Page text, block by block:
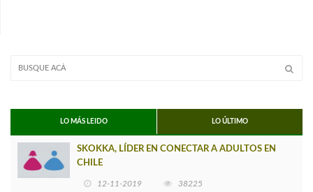
LO MÁS LEIDO LO ÚLTIMO
SKOKKA, LÍDER EN CONECTAR A ADULTOS EN
CHILE
12-11-2019 38225